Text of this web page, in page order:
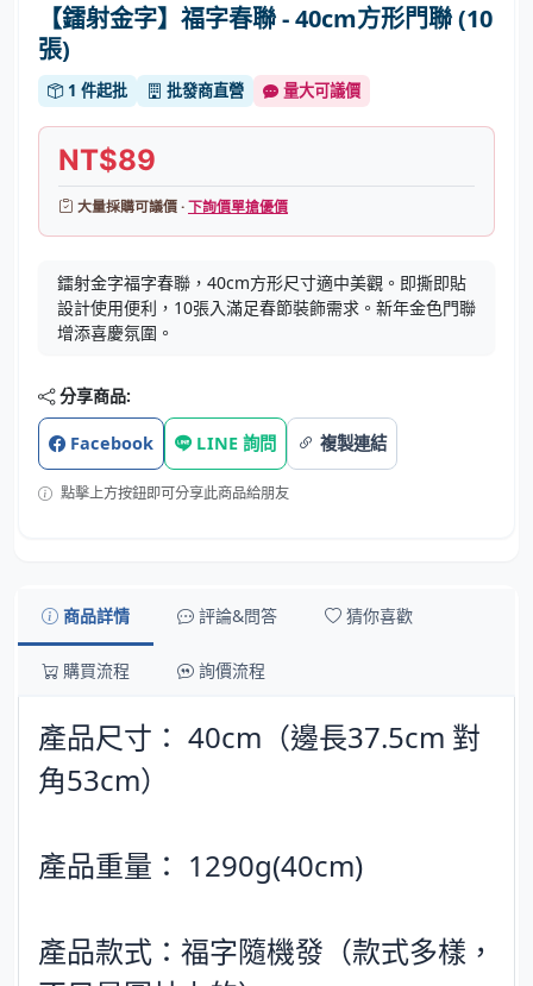
【鐳射金字】福字春聯 - 40cm方形門聯 (10
張)
1 件起批 批發商直營 量大可議價
NT$89
大量採購可議價 ·下詢價單搶優價
鐳射金字福字春聯，40cm方形尺寸適中美觀。即撕即貼
設計使用便利，10張入滿足春節裝飾需求。新年金色門聯
增添喜慶氛圍。
分享商品:
Facebook LINE 詢問 複製連結
點擊上方按鈕即可分享此商品給朋友
商品詳情 評論&問答 猜你喜歡
購買流程 詢價流程
產品尺寸： 40cm（邊長37.5cm 對
角53cm）
產品重量： 1290g(40cm)
產品款式：福字隨機發（款式多樣，